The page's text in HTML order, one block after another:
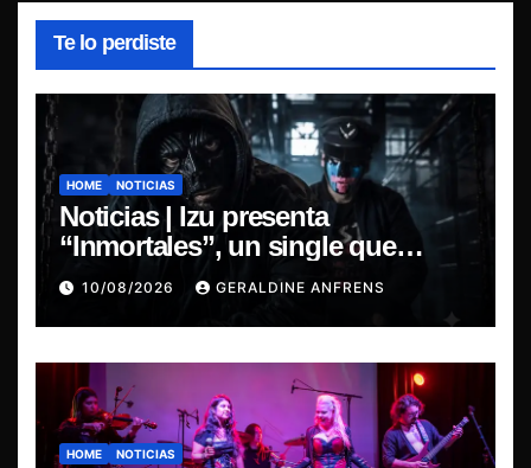
Te lo perdiste
HOME NOTICIAS
Noticias | Izu presenta
“Inmortales”, un single que
marca su esperado regreso.
10/08/2026 GERALDINE ANFRENS
HOME NOTICIAS